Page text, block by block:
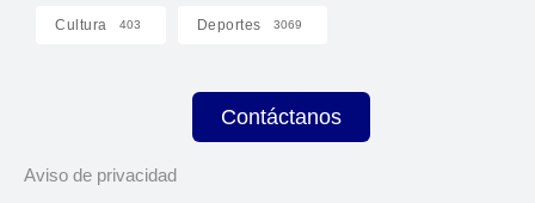
Cultura 403 Deportes 3069
Contáctanos
Aviso de privacidad